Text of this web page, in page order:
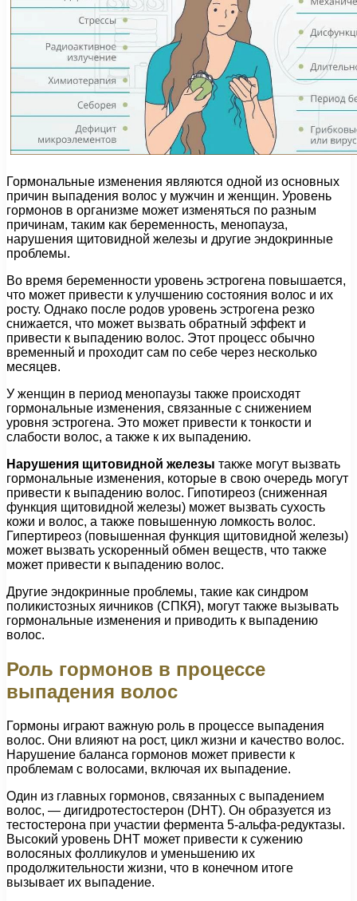
Гормональные изменения являются одной из основных
причин выпадения волос у мужчин и женщин. Уровень
гормонов в организме может изменяться по разным
причинам, таким как беременность, менопауза,
нарушения щитовидной железы и другие эндокринные
проблемы.
Во время беременности уровень эстрогена повышается,
что может привести к улучшению состояния волос и их
росту. Однако после родов уровень эстрогена резко
снижается, что может вызвать обратный эффект и
привести к выпадению волос. Этот процесс обычно
временный и проходит сам по себе через несколько
месяцев.
У женщин в период менопаузы также происходят
гормональные изменения, связанные с снижением
уровня эстрогена. Это может привести к тонкости и
слабости волос, а также к их выпадению.
Нарушения щитовидной железы также могут вызвать
гормональные изменения, которые в свою очередь могут
привести к выпадению волос. Гипотиреоз (сниженная
функция щитовидной железы) может вызвать сухость
кожи и волос, а также повышенную ломкость волос.
Гипертиреоз (повышенная функция щитовидной железы)
может вызвать ускоренный обмен веществ, что также
может привести к выпадению волос.
Другие эндокринные проблемы, такие как синдром
поликистозных яичников (СПКЯ), могут также вызывать
гормональные изменения и приводить к выпадению
волос.
Роль гормонов в процессе
выпадения волос
Гормоны играют важную роль в процессе выпадения
волос. Они влияют на рост, цикл жизни и качество волос.
Нарушение баланса гормонов может привести к
проблемам с волосами, включая их выпадение.
Один из главных гормонов, связанных с выпадением
волос, — дигидротестостерон (DHT). Он образуется из
тестостерона при участии фермента 5-альфа-редуктазы.
Высокий уровень DHT может привести к сужению
волосяных фолликулов и уменьшению их
продолжительности жизни, что в конечном итоге
вызывает их выпадение.